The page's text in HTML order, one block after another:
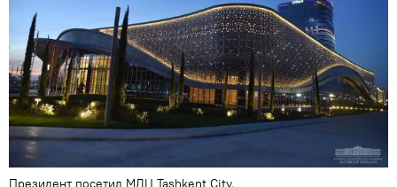
Президент посетил МДЦ Tashkent City.